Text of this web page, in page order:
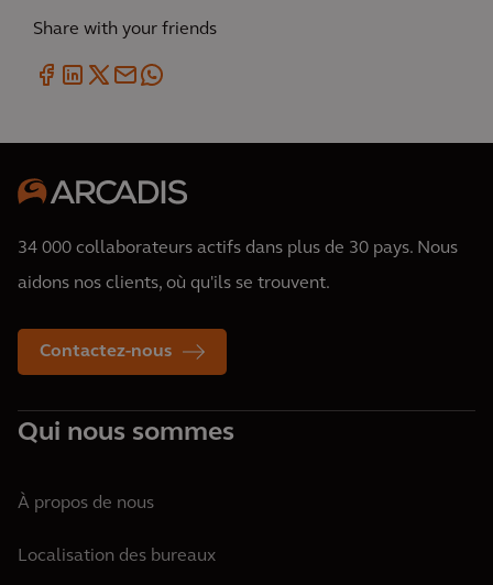
Share with your friends
34 000 collaborateurs actifs dans plus de 30 pays. Nous
aidons nos clients, où qu'ils se trouvent.
Contactez-nous
Qui nous sommes
À propos de nous
Localisation des bureaux